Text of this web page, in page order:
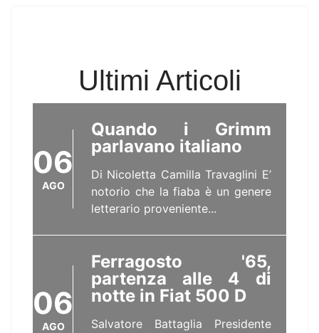
Ultimi Articoli
Zaffiromagazine....
06
AGO
Quando i Grimm
parlavano italiano
Di Nicoletta Camilla Travaglini E’
notorio che la fiaba è un genere
letterario proveniente...
06
AGO
Ferragosto '65,
partenza alle 4 di
notte in Fiat 500 D
Salvatore Battaglia Presidente